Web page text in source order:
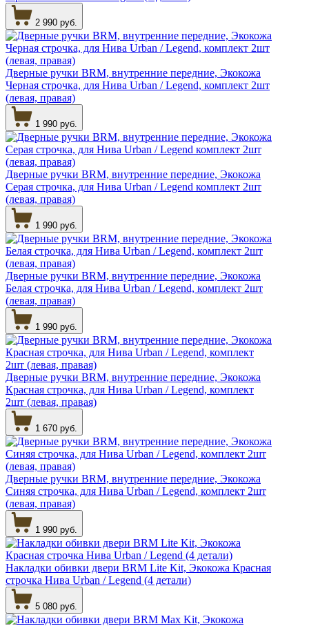
2 990 руб.
Дверные ручки BRM, внутренние передние, Экокожа
Черная строчка, для Нива Urban / Legend, комплект 2шт
(левая, правая)
1 990 руб.
Дверные ручки BRM, внутренние передние, Экокожа
Серая строчка, для Нива Urban / Legend комплект 2шт
(левая, правая)
1 990 руб.
Дверные ручки BRM, внутренние передние, Экокожа
Белая строчка, для Нива Urban / Legend, комплект 2шт
(левая, правая)
1 990 руб.
Дверные ручки BRM, внутренние передние, Экокожа
Красная строчка, для Нива Urban / Legend, комплект
2шт (левая, правая)
1 670 руб.
Дверные ручки BRM, внутренние передние, Экокожа
Синяя строчка, для Нива Urban / Legend, комплект 2шт
(левая, правая)
1 990 руб.
Накладки обивки двери BRM Lite Kit, Экокожа Красная
строчка Нива Urban / Legend (4 детали)
5 080 руб.